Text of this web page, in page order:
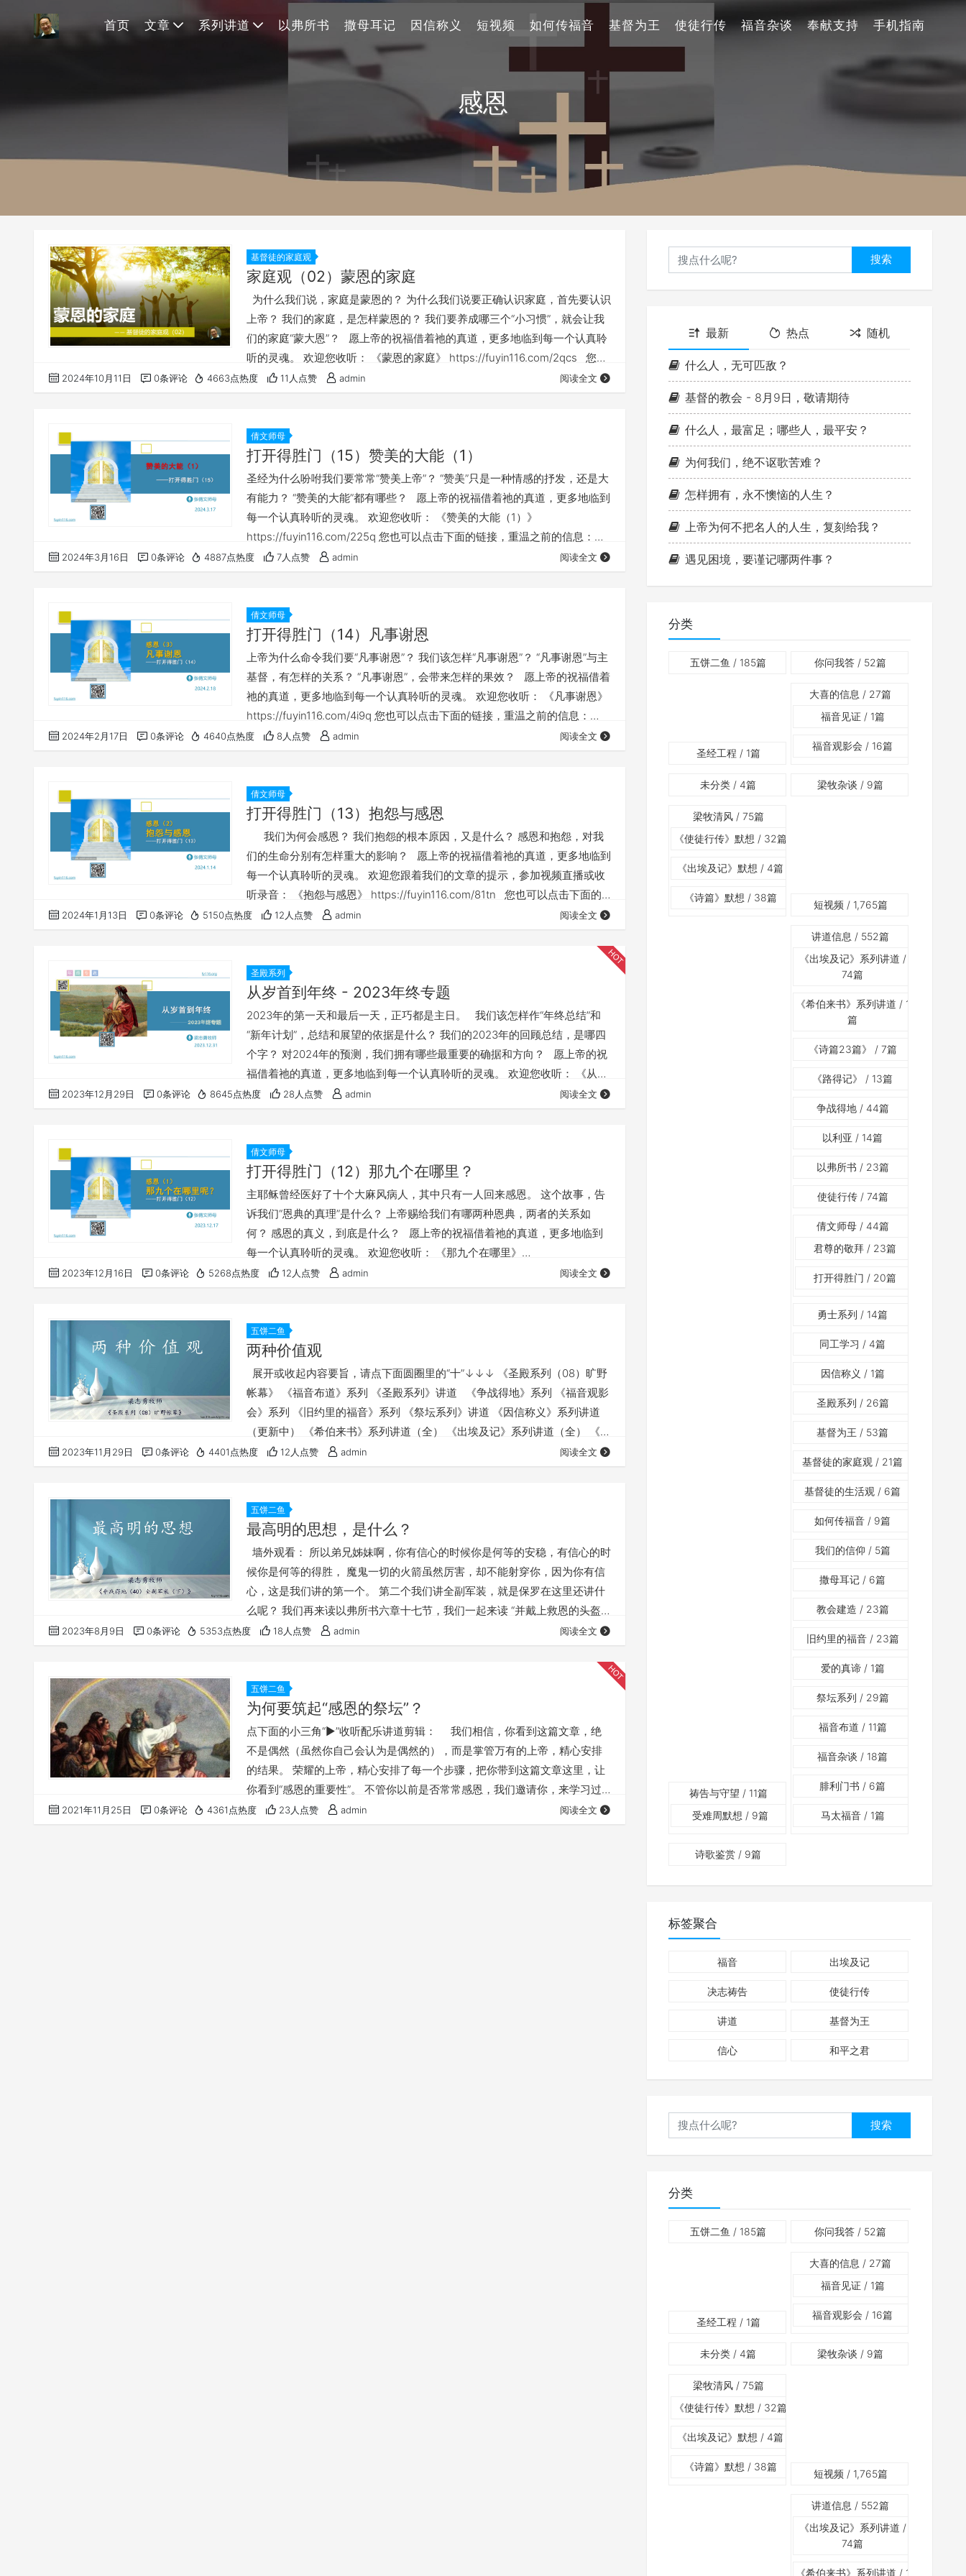
首页 文章 系列讲道 以弗所书 撒母耳记 因信称义 短视频 如何传福音 基督为王 使徒行传 福音杂谈 奉献支持 手机指南
感恩
基督徒的家庭观
家庭观（02）蒙恩的家庭
为什么我们说，家庭是蒙恩的？ 为什么我们说要正确认识家庭，首先要认识
上帝？ 我们的家庭，是怎样蒙恩的？ 我们要养成哪三个“小习惯”，就会让我
们的家庭“蒙大恩”？ 愿上帝的祝福借着祂的真道，更多地临到每一个认真聆
听的灵魂。 欢迎您收听： 《蒙恩的家庭》 https://fuyin116.com/2qcs 您也
可以点击下面的链接，重温之前的信息： 《基督徒的家庭观》 ⚠️⚠️⚠️ 注意
⚠️⚠️⚠️ 因为微信会有较严苛无理的屏蔽做法，所以我们网站的文章，经常会
2024年10月11日 0条评论 4663点热度 11人点赞 admin 阅读全文
倩文师母
打开得胜门（15）赞美的大能（1）
圣经为什么吩咐我们要常常“赞美上帝”？ “赞美”只是一种情感的抒发，还是大
有能力？ “赞美的大能”都有哪些？ 愿上帝的祝福借着祂的真道，更多地临到
每一个认真聆听的灵魂。 欢迎您收听： 《赞美的大能（1）》
https://fuyin116.com/225q 您也可以点击下面的链接，重温之前的信息：
《打开得胜门系列》 ⚠️⚠️⚠️ 注意 ⚠️⚠️⚠️ 因为微信会有较严苛无理的屏蔽做
法，所以我们网站的文章，经常会出现在微信里无法正常打开的情况。 遇到
2024年3月16日 0条评论 4887点热度 7人点赞 admin 阅读全文
倩文师母
打开得胜门（14）凡事谢恩
上帝为什么命令我们要“凡事谢恩”？ 我们该怎样“凡事谢恩”？ “凡事谢恩”与主
基督，有怎样的关系？ “凡事谢恩”，会带来怎样的果效？ 愿上帝的祝福借着
祂的真道，更多地临到每一个认真聆听的灵魂。 欢迎您收听： 《凡事谢恩》
https://fuyin116.com/4i9q 您也可以点击下面的链接，重温之前的信息：
《打开得胜门系列》 ⚠️⚠️⚠️ 注意 ⚠️⚠️⚠️ 因为微信会有较严苛无理的屏蔽做
法，所以我们网站的文章，经常会出现在微信里无法正常打开的情况。 遇到
2024年2月17日 0条评论 4640点热度 8人点赞 admin 阅读全文
倩文师母
打开得胜门（13）抱怨与感恩
我们为何会感恩？ 我们抱怨的根本原因，又是什么？ 感恩和抱怨，对我
们的生命分别有怎样重大的影响？ 愿上帝的祝福借着祂的真道，更多地临到
每一个认真聆听的灵魂。 欢迎您跟着我们的文章的提示，参加视频直播或收
听录音： 《抱怨与感恩》 https://fuyin116.com/81tn 您也可以点击下面的
链接，重温之前的信息： 《打开得胜门系列》 点击音频媒体前面的小三角
“►”就可以播放 我们的阿爸天父，感谢赞美你 感谢你赐给…
2024年1月13日 0条评论 5150点热度 12人点赞 admin 阅读全文
圣殿系列
从岁首到年终 - 2023年终专题
2023年的第一天和最后一天，正巧都是主日。 我们该怎样作“年终总结”和
“新年计划”，总结和展望的依据是什么？ 我们的2023年的回顾总结，是哪四
个字？ 对2024年的预测，我们拥有哪些最重要的确据和方向？ 愿上帝的祝
福借着祂的真道，更多地临到每一个认真聆听的灵魂。 欢迎您收听： 《从岁
首到年终》 https://fuyin116.com/7x9m 您也可以点击下面的链接，重温之前
的信息： 《圣殿系列》 点击音频媒体前面的小三角“►”就可以播放： 我们
2023年12月29日 0条评论 8645点热度 28人点赞 admin 阅读全文
倩文师母
打开得胜门（12）那九个在哪里？
主耶稣曾经医好了十个大麻风病人，其中只有一人回来感恩。 这个故事，告
诉我们“恩典的真理”是什么？ 上帝赐给我们有哪两种恩典，两者的关系如
何？ 感恩的真义，到底是什么？ 愿上帝的祝福借着祂的真道，更多地临到
每一个认真聆听的灵魂。 欢迎您收听： 《那九个在哪里》
https://fuyin116.com/ztxf 您也可以点击下面的链接，重温之前的信息：
《打开得胜门系列》 点击音频媒体前面的小三角“►”就可以播放 我们的
2023年12月16日 0条评论 5268点热度 12人点赞 admin 阅读全文
五饼二鱼
两种价值观
展开或收起内容要旨，请点下面圆圈里的“十”↓↓↓ 《圣殿系列（08）旷野
帐幕》 《福音布道》系列 《圣殿系列》讲道 《争战得地》系列 《福音观影
会》系列 《旧约里的福音》系列 《祭坛系列》讲道 《因信称义》系列讲道
（更新中） 《希伯来书》系列讲道（全） 《出埃及记》系列讲道（全） 《讲
道信息》汇总 《梁牧清风》圣经默想 《五饼二鱼》讲道剪辑
2023年11月29日 0条评论 4401点热度 12人点赞 admin 阅读全文
五饼二鱼
最高明的思想，是什么？
墙外观看： 所以弟兄姊妹啊，你有信心的时候你是何等的安稳，有信心的时
候你是何等的得胜， 魔鬼一切的火箭虽然厉害，却不能射穿你，因为你有信
心，这是我们讲的第一个。 第二个我们讲全副军装，就是保罗在这里还讲什
么呢？ 我们再来读以弗所书六章十七节，我们一起来读 “并戴上救恩的头盔
拿着圣名的宝剑，就是神的道。” 弟兄姊妹，保罗在这里又讲说救恩的头盔，
头盔是保护什么呢？ 保护我们的头。 我们的头是什么器官呢？ 是思想的器
官。 所以我说我在这里讲什么呢？ 就是保罗在这里讲救恩的头盔的时候，他
讲到我们五大唯独另外…
2023年8月9日 0条评论 5353点热度 18人点赞 admin 阅读全文
五饼二鱼
为何要筑起“感恩的祭坛”？
点下面的小三角“►”收听配乐讲道剪辑： 我们相信，你看到这篇文章，绝
不是偶然（虽然你自己会认为是偶然的），而是掌管万有的上帝，精心安排
的结果。 荣耀的上帝，精心安排了每一个步骤，把你带到这篇文章这里，让
你看到“感恩的重要性”。 不管你以前是否常常感恩，我们邀请你，来学习过
一个感恩的生活，而且是最崇高的感恩生活——常常向上帝感恩，这无疑是
最高级的感恩了。 但要过这样最高级的感恩生活，你需要用感恩的心，接受
2021年11月25日 0条评论 4361点热度 23人点赞 admin 阅读全文
搜索
最新 热点 随机
什么人，无可匹敌？
基督的教会 - 8月9日，敬请期待
什么人，最富足；哪些人，最平安？
为何我们，绝不讴歌苦难？
怎样拥有，永不懊恼的人生？
上帝为何不把名人的人生，复刻给我？
遇见困境，要谨记哪两件事？
分类
五饼二鱼 / 185篇 你问我答 / 52篇
圣经工程 / 1篇
大喜的信息 / 27篇
福音见证 / 1篇
福音观影会 / 16篇
未分类 / 4篇 梁牧杂谈 / 9篇
梁牧清风/ 75篇
《使徒行传》默想 / 32篇
《出埃及记》默想 / 4篇
《诗篇》默想 / 38篇
短视频/ 1,765篇
祷告与守望 / 11篇
受难周默想 / 9篇
讲道信息 / 552篇
《出埃及记》系列讲道 /
74篇
《希伯来书》系列讲道 / 1
篇
《诗篇23篇》 / 7篇
《路得记》 / 13篇
争战得地/ 44篇
以利亚 / 14篇
以弗所书 / 23篇
使徒行传/ 74篇
倩文师母/ 44篇
君尊的敬拜/ 23篇
打开得胜门 / 20篇
勇士系列 / 14篇
同工学习 / 4篇
因信称义 / 1篇
圣殿系列 / 26篇
基督为王 / 53篇
基督徒的家庭观 / 21篇
基督徒的生活观 / 6篇
如何传福音 / 9篇
我们的信仰 / 5篇
撒母耳记 / 6篇
教会建造 / 23篇
旧约里的福音/ 23篇
爱的真谛/ 1篇
祭坛系列 / 29篇
福音布道 / 11篇
福音杂谈 / 18篇
腓利门书 / 6篇
马太福音/ 1篇
诗歌鉴赏 / 9篇
标签聚合
福音 出埃及记
决志祷告 使徒行传
讲道 基督为王
信心 和平之君
搜索
分类
五饼二鱼 / 185篇 你问我答 / 52篇
圣经工程 / 1篇
大喜的信息 / 27篇
福音见证 / 1篇
福音观影会 / 16篇
未分类 / 4篇 梁牧杂谈 / 9篇
梁牧清风/ 75篇
《使徒行传》默想 / 32篇
《出埃及记》默想 / 4篇
《诗篇》默想 / 38篇
短视频/ 1,765篇
讲道信息 / 552篇
《出埃及记》系列讲道 /
74篇
《希伯来书》系列讲道 / 1